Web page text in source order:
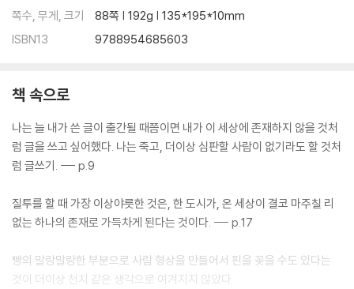
쪽수, 무게, 크기
88쪽 | 192g | 135*195*10mm
ISBN13
9788954685603
책 속으로
나는 늘 내가 쓴 글이 출간될 때쯤이면 내가 이 세상에 존재하지 않을 것처
럼 글을 쓰고 싶어했다. 나는 죽고, 더이상 심판할 사람이 없기라도 할 것처
럼 글쓰기. --- p.9
질투를 할 때 가장 이상야릇한 것은, 한 도시가, 온 세상이 결코 마주칠 리
없는 하나의 존재로 가득차게 된다는 것이다. --- p.17
빵의 말랑말랑한 부분으로 사람 형상을 만들어서 핀을 꽂을 수도 있다는
것이 더이상 천치 같은 생각으로 여겨지지 않았다.